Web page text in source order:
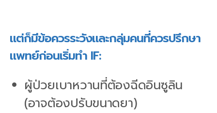
แต่ก็มีข้อควรระวังและกลุ่มคนที่ควรปรึกษา
แพทย์ก่อนเริ่มทำ IF:
ผู้ป่วยเบาหวานที่ต้องฉีดอินซูลิน
(อาจต้องปรับขนาดยา)